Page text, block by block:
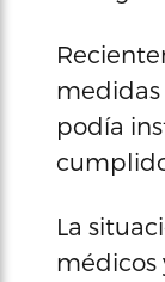
medidas
podía
La
médicos